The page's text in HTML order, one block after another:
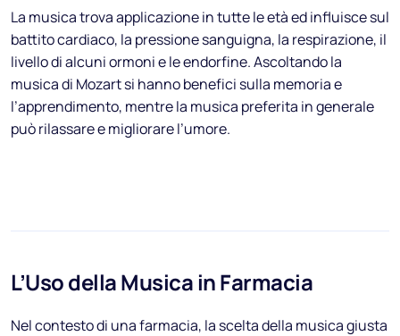
La musica trova applicazione in tutte le età ed influisce sul
battito cardiaco, la pressione sanguigna, la respirazione, il
livello di alcuni ormoni e le endorfine. Ascoltando la
musica di Mozart si hanno benefici sulla memoria e
l’apprendimento, mentre la musica preferita in generale
può rilassare e migliorare l’umore.
L’Uso della Musica in Farmacia
Nel contesto di una farmacia, la scelta della musica giusta